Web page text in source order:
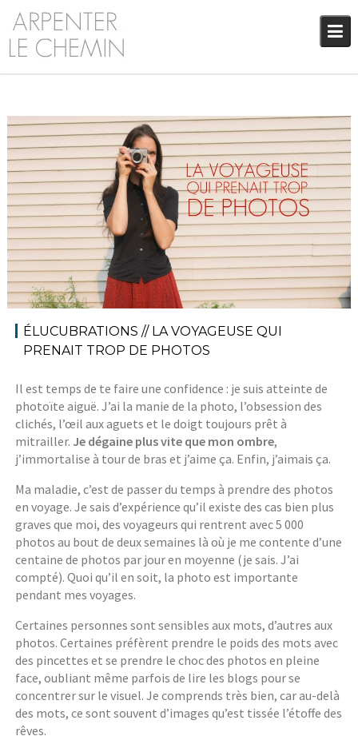
Skip
content
5 septembre 2017
Audrey
Blog,Élucubrations,
Réflexions
ÉLUCUBRATIONS // LA VOYAGEUSE QUI
PRENAIT TROP DE PHOTOS
Il est temps de te faire une confidence : je suis atteinte de
photoïte aiguë. J’ai la manie de la photo, l’obsession des
clichés, l’œil aux aguets et le doigt toujours prêt à
mitrailler. Je dégaine plus vite que mon ombre,
j’immortalise à tour de bras et j’aime ça. Enfin, j’aimais ça.
Ma maladie, c’est de passer du temps à prendre des photos
en voyage. Je sais d’expérience qu’il existe des cas bien plus
graves que moi, des voyageurs qui rentrent avec 5 000
photos au bout de deux semaines là où je me contente d’une
centaine de photos par jour en moyenne (je sais. J’ai
compté). Quoi qu’il en soit, la photo est importante
pendant mes voyages.
Certaines personnes sont sensibles aux mots, d’autres aux
photos. Certaines préfèrent prendre le poids des mots avec
des pincettes et se prendre le choc des photos en pleine
face, oubliant même parfois de lire les blogs pour se
concentrer sur le visuel. Je comprends très bien, car au-delà
des mots, ce sont souvent d’images qu’est tissée l’étoffe des
rêves.